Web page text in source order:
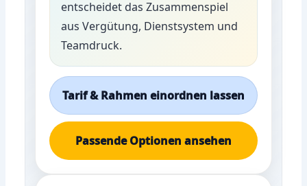
entscheidet das Zusammenspiel
aus Vergütung, Dienstsystem und
Teamdruck.
Tarif & Rahmen einordnen lassen
Passende Optionen ansehen